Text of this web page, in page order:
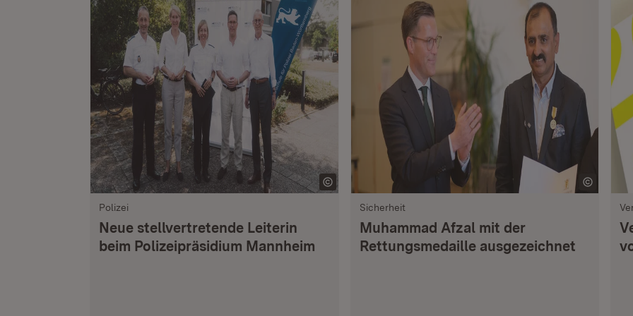
Polizei
Neue stellvertretende Leiterin
beim Polizeipräsidium Mannheim
Sicherheit
Muhammad Afzal mit der
Rettungsmedaille ausgezeichnet